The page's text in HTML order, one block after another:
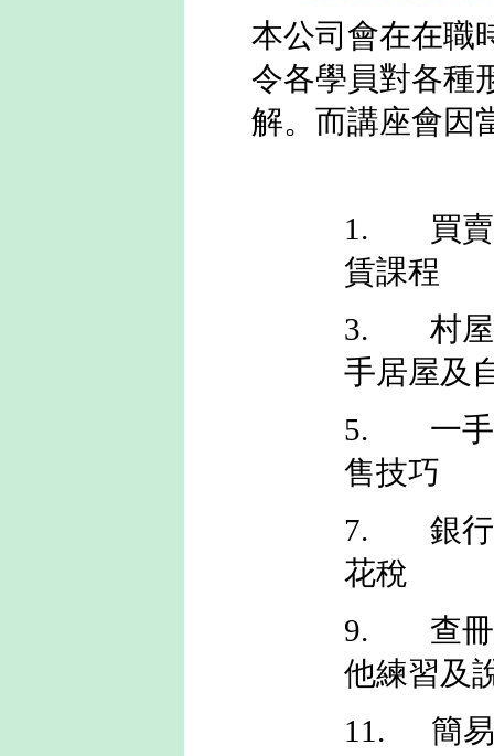
本公司會在在職
令各學員對各種
解。而講座會因
1. 買
賃課程
3.村屋
手居屋及
5. 一
售技巧
7.銀
花稅
9. 查冊
他練習及
11. 簡